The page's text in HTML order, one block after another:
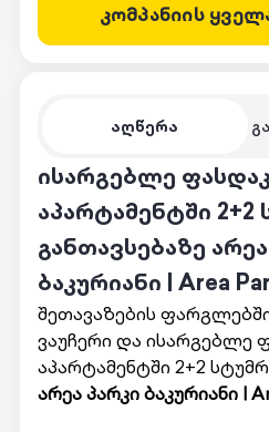
აღწერა
ისარგებლე
აპარტამენტში 2+2
განთავსებაზე
ბაკურიანი | Area
შეთავაზების
ვაუჩერი და ისარგებლე
აპარტამენტში 2+2
არეა პარკი ბაკურიანი |
კომპანიის